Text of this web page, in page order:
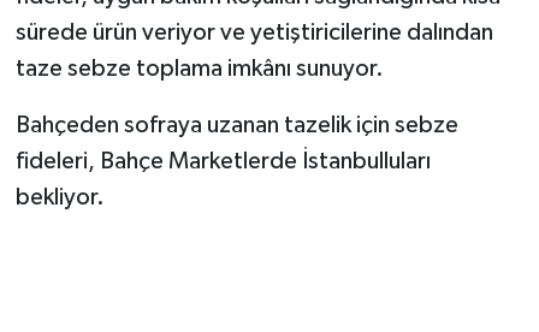
sürede ürün veriyor ve yetiştiricilerine dalından
taze sebze toplama imkânı sunuyor.
Bahçeden sofraya uzanan tazelik için sebze
fideleri, Bahçe Marketlerde İstanbulluları
bekliyor.